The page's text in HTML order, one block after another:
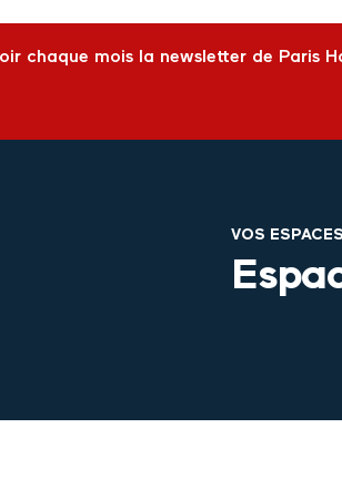
chaque mois la newsletter de Paris
VOS